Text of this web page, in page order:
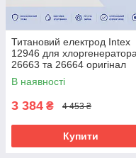
Титановий електрод Intex
12946 для хлоргенератора
26663 та 26664 оригінал
В наявності
3 384 ₴ 4 453 ₴
Купити